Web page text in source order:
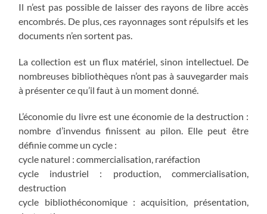
Il n’est pas possible de laisser des rayons de libre accès
encombrés. De plus, ces rayonnages sont répulsifs et les
documents n’en sortent pas.
La collection est un flux matériel, sinon intellectuel. De
nombreuses bibliothèques n’ont pas à sauvegarder mais
à présenter ce qu’il faut à un moment donné.
L’économie du livre est une économie de la destruction :
nombre d’invendus finissent au pilon. Elle peut être
définie comme un cycle :
cycle naturel : commercialisation, raréfaction
cycle industriel : production, commercialisation,
destruction
cycle bibliothéconomique : acquisition, présentation,